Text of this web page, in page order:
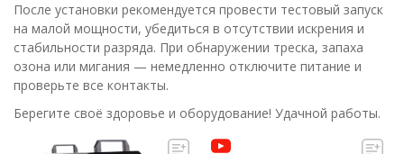
После установки рекомендуется провести тестовый запуск
на малой мощности, убедиться в отсутствии искрения и
стабильности разряда. При обнаружении треска, запаха
озона или мигания — немедленно отключите питание и
проверьте все контакты.
Берегите своё здоровье и оборудование! Удачной работы.